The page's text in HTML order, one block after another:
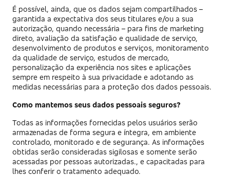
É possível, ainda, que os dados sejam compartilhados –
garantida a expectativa dos seus titulares e/ou a sua
autorização, quando necessária – para fins de marketing
direto, avaliação da satisfação e qualidade de serviço,
desenvolvimento de produtos e serviços, monitoramento
da qualidade de serviço, estudos de mercado,
personalização da experiência nos sites e aplicações
sempre em respeito à sua privacidade e adotando as
medidas necessárias para a proteção dos dados pessoais.
Como mantemos seus dados pessoais seguros?
Todas as informações fornecidas pelos usuários serão
armazenadas de forma segura e íntegra, em ambiente
controlado, monitorado e de segurança. As informações
obtidas serão consideradas sigilosas e somente serão
acessadas por pessoas autorizadas., e capacitadas para
lhes conferir o tratamento adequado.